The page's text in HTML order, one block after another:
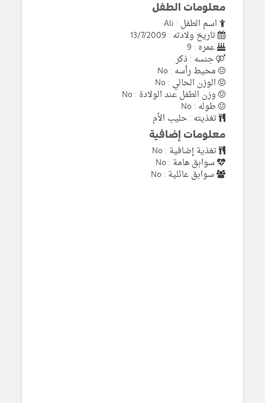
معلومات الطفل
اسم الطفل : Ali
تاريخ ولادته : 13/7/2009
عمره : 9
جنسه : ذكر
محيط رأسه : No
الوزن الحالي : No
وزن الطفل عند الولادة : No
طوله : No
تغذيته : حليب الأم
معلومات إضافية
تغذية إضافية : No
سوابق هامة : No
سوابق عائلية : No